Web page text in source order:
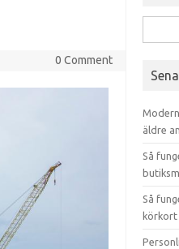
0 Comment
äldre
Så
Så
körkort